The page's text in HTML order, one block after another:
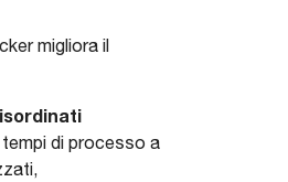
migliora il
tempi di processo a